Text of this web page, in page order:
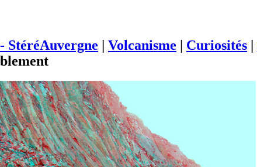
StéréAuvergne | Volcanisme | Curiosités |